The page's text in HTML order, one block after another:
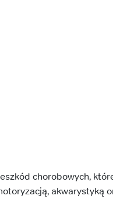
chorobowych,
akwarystyką